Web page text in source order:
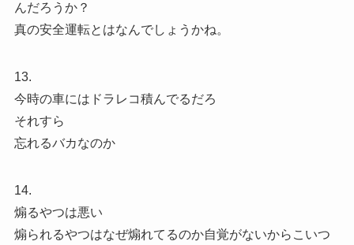
んだろうか？
真の安全運転とはなんでしょうかね。
13.
今時の車にはドラレコ積んでるだろ
それすら
忘れるバカなのか
14.
煽るやつは悪い
煽られるやつはなぜ煽れてるのか自覚がないからこいつ